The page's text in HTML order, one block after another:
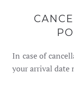
In case of
your arrival date